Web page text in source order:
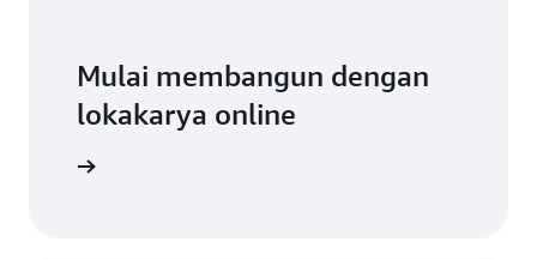
Mulai membangun dengan
lokakarya online